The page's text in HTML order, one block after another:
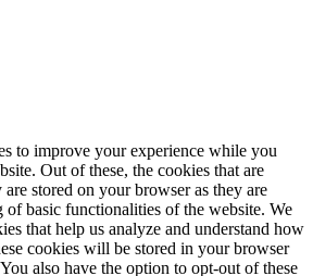
to improve your experience while you
Out of these, the cookies that are
are stored on your browser as they are
of basic functionalities of the website. We
that help us analyze and understand how
cookies will be stored in your browser
also have the option to opt-out of these